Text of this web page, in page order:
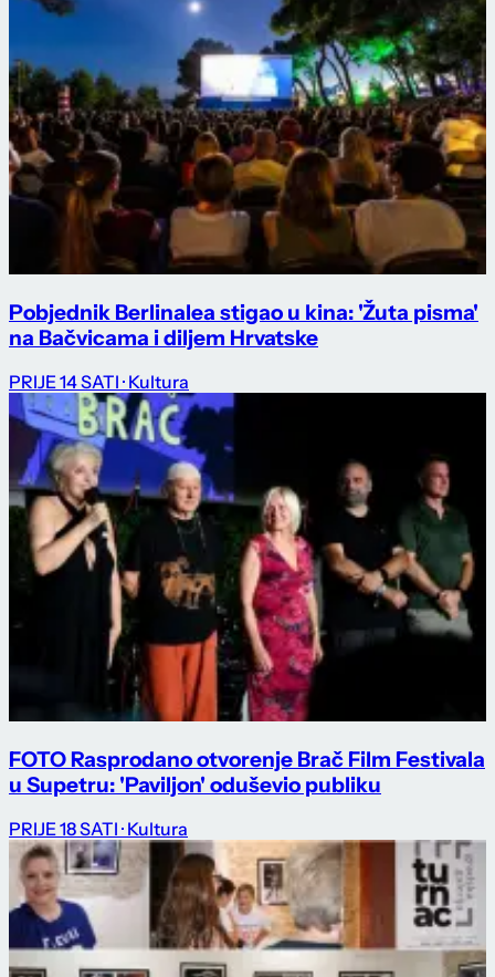
Pobjednik Berlinalea stigao u kina: 'Žuta pisma'
na Bačvicama i diljem Hrvatske
PRIJE 14 SATI · Kultura
FOTO Rasprodano otvorenje Brač Film Festivala
u Supetru: 'Paviljon' oduševio publiku
PRIJE 18 SATI · Kultura